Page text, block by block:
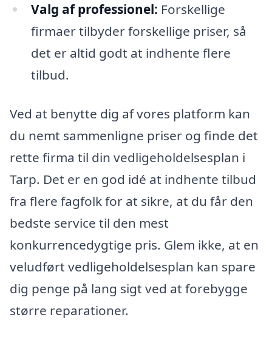
Valg af professionel: Forskellige
firmaer tilbyder forskellige priser, så
det er altid godt at indhente flere
tilbud.
Ved at benytte dig af vores platform kan
du nemt sammenligne priser og finde det
rette firma til din vedligeholdelsesplan i
Tarp. Det er en god idé at indhente tilbud
fra flere fagfolk for at sikre, at du får den
bedste service til den mest
konkurrencedygtige pris. Glem ikke, at en
veludført vedligeholdelsesplan kan spare
dig penge på lang sigt ved at forebygge
større reparationer.